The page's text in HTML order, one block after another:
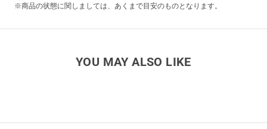
※商品の状態に関しましては、あくまで目安のものとなります。
YOU MAY ALSO LIKE